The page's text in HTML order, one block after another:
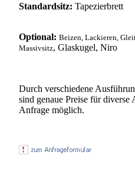
Standardsitz: Tapezierbrett
Optional: Beizen, Lackieren ,
Massivsitz, Glaskugel, Niro
Durch verschiedene
sind genaue Preise für diverse
Anfrage möglich.